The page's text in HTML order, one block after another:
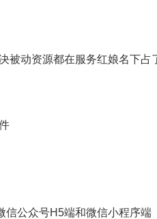
被动资源都在服务红娘名下占
信公众号H5端和微信小程序端